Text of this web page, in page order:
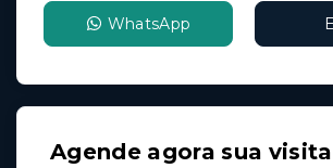
WhatsApp
Agende agora sua visita